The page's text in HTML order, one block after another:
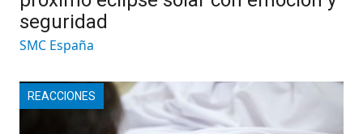
seguridad
SMC España
REACCIONES